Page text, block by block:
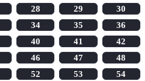
28 29
30
34 35
36
40 41
42
46 47
48
52 53
54